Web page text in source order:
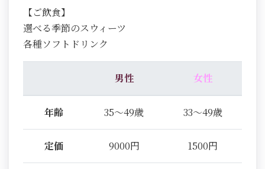
【ご飲食】
選べる季節のスウィーツ
各種ソフトドリンク
男性 女性
年齢 35～49歳 33～49歳
定価 9000円 1500円